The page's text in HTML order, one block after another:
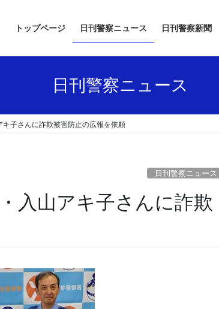
トップページ 日刊警察ニュース 日刊警察新聞
日刊警察ニュース
子さんに詐欺被害防止の広報を依頼
日刊警察ニュース